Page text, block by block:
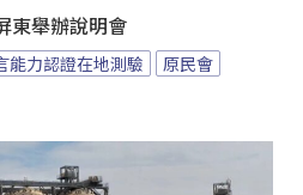
東舉辦說明會
能力認證在地測驗
原民會